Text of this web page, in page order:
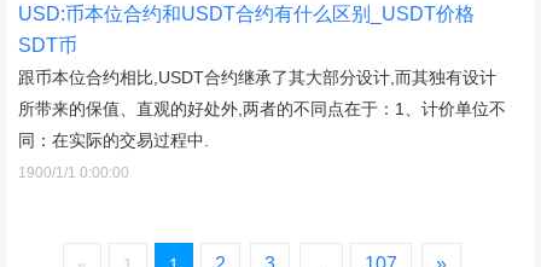
USD:币本位合约和USDT合约有什么区别_USDT价格
SDT币
跟币本位合约相比,USDT合约继承了其大部分设计,而其独有设计
所带来的保值、直观的好处外,两者的不同点在于：1、计价单位不
同：在实际的交易过程中.
1900/1/1 0:00:00